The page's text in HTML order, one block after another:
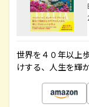
世界を４０年以上
けする、人生を輝